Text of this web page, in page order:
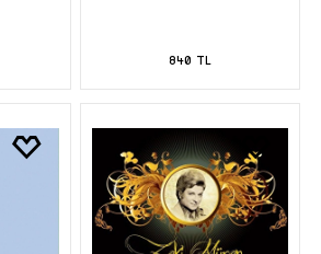
840 TL